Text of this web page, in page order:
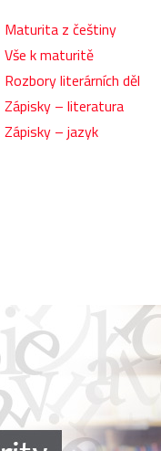
Maturita z češtiny
Vše k maturitě
Rozbory literárních děl
Zápisky – literatura
Zápisky – jazyk